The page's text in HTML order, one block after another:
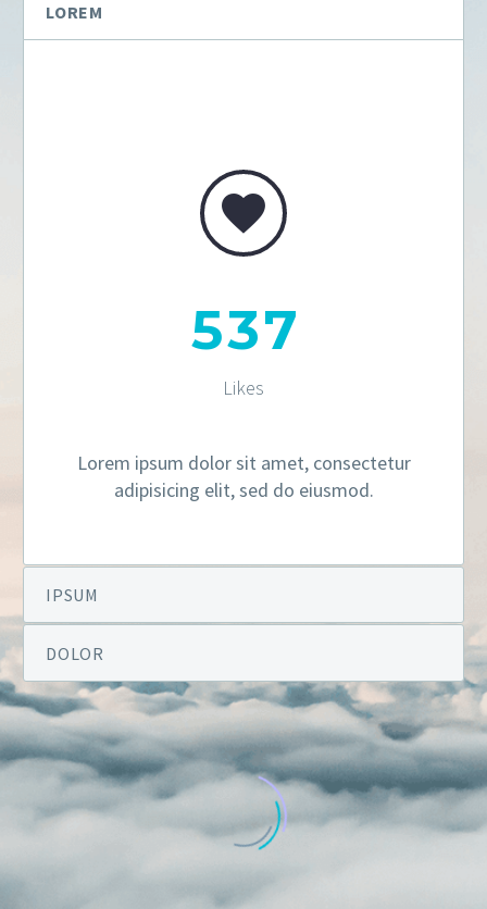
LOREM


537
Likes
Lorem ipsum dolor sit amet, consectetur
adipisicing elit, sed do eiusmod.
IPSUM
DOLOR